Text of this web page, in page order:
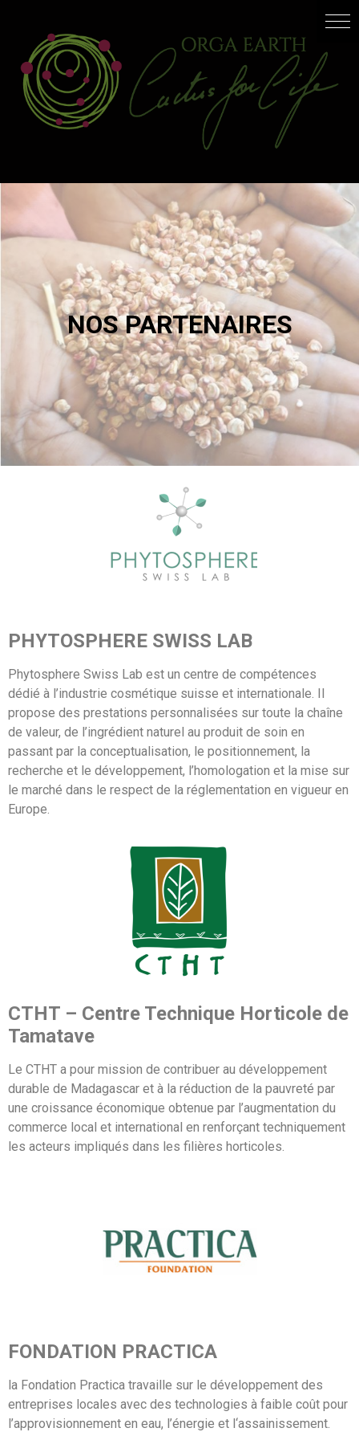
NOS PARTENAIRES
PHYTOSPHERE SWISS LAB
Phytosphere Swiss Lab est un centre de compétences
dédié à l’industrie cosmétique suisse et internationale. Il
propose des prestations personnalisées sur toute la chaîne
de valeur, de l’ingrédient naturel au produit de soin en
passant par la conceptualisation, le positionnement, la
recherche et le développement, l’homologation et la mise sur
le marché dans le respect de la réglementation en vigueur en
Europe.
CTHT – Centre Technique Horticole de
Tamatave
Le CTHT a pour mission de contribuer au développement
durable de Madagascar et à la réduction de la pauvreté par
une croissance économique obtenue par l’augmentation du
commerce local et international en renforçant techniquement
les acteurs impliqués dans les filières horticoles.
FONDATION PRACTICA
la Fondation Practica travaille sur le développement des
entreprises locales avec des technologies à faible coût pour
l’approvisionnement en eau, l’énergie et l‘assainissement.